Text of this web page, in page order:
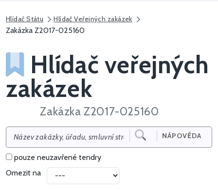
Hlídač Státu Hlídač Veřejných zakázek
Zakázka Z2017-025160
Hlídač veřejných
zakázek
Zakázka Z2017-025160
NÁPOVĚDA
pouze neuzavřené tendry
Omezit na